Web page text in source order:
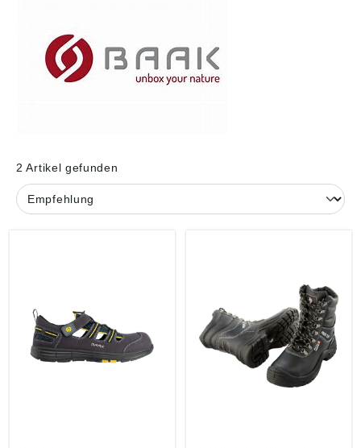
2 Artikel gefunden